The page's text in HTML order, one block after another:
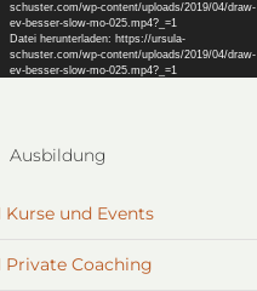
schuster.com/wp-content/uploads/2019/04/draw-
ev-besser-slow-mo-025.mp4?_=1
Datei herunterladen: https://ursula-
schuster.com/wp-content/uploads/2019/04/draw-
ev-besser-slow-mo-025.mp4?_=1
Ausbildung
Kurse und Events
Private Coaching